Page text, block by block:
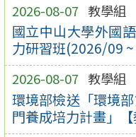
2026-08-07 教學組
國立中山大學外國
力研習班(2026/09
2026-08-07 教學組
環境部檢送「環境
門養成培力計畫」